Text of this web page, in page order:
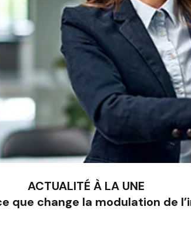
ACTUALITÉ À LA UNE
que change la modulation de